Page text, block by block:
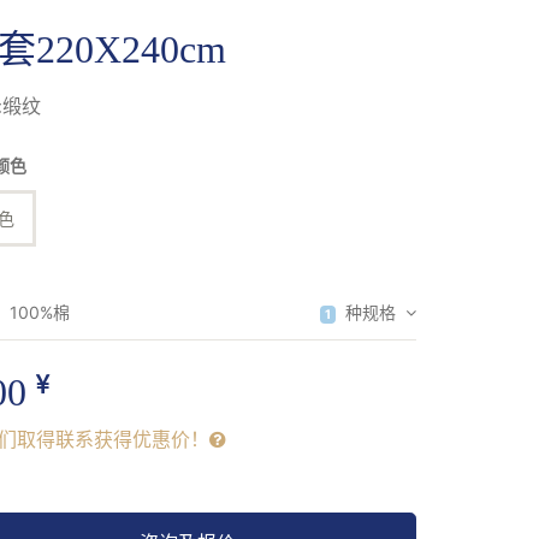
220X240cm
纹
色
100%棉 1 种规格
取得联系获得优惠价！